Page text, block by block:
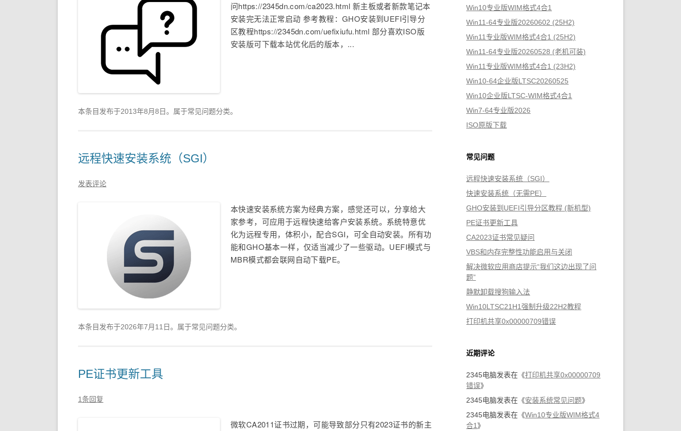
问https://2345dn.com/ca2023.html 新主板或者新款笔记本
安装完无法正常启动 参考教程：GHO安装到UEFI引导分
区教程https://2345dn.com/uefixiufu.html 部分喜欢ISO版
安装版可下载本站优化后的版本，...
本条目发布于2013年8月8日。属于常见问题分类。
远程快速安装系统（SGI）
发表评论
本快速安装系统方案为经典方案，感觉还可以，分享给大
家参考，可应用于远程快速给客户安装系统。系统特意优
化为远程专用，体积小，配合SGI，可全自动安装。所有功
能和GHO基本一样，仅适当减少了一些驱动。UEFI模式与
MBR模式都会联网自动下载PE。
本条目发布于2026年7月11日。属于常见问题分类。
PE证书更新工具
1条回复
微软CA2011证书过期，可能导致部分只有2023证书的新主
Win10专业版WIM格式4合1
Win11-64专业版20260602 (25H2)
Win11专业版WIM格式4合1 (25H2)
Win11-64专业版20260528 (老机可装)
Win11专业版WIM格式4合1 (23H2)
Win10-64企业版LTSC20260525
Win10企业版LTSC-WIM格式4合1
Win7-64专业版2026
ISO原版下载
常见问题
远程快速安装系统（SGI）
快速安装系统（无需PE）
GHO安装到UEFI引导分区教程 (新机型)
PE证书更新工具
CA2023证书常见疑问
VBS和内存完整性功能启用与关闭
解决微软应用商店提示“我们这边出现了问
题”
静默卸载搜狗输入法
Win10LTSC21H1强制升级22H2教程
打印机共享0x00000709错误
近期评论
2345电脑发表在《打印机共享0x00000709
错误》
2345电脑发表在《安装系统常见问题》
2345电脑发表在《Win10专业版WIM格式4
合1》